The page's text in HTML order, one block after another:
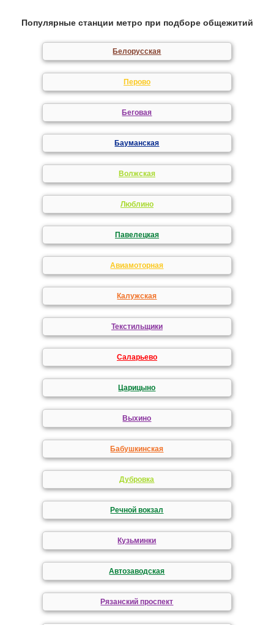
Популярные станции метро при подборе общежитий
Белорусская
Перово
Беговая
Бауманская
Волжская
Люблино
Павелецкая
Авиамоторная
Калужская
Текстильщики
Саларьево
Царицыно
Выхино
Бабушкинская
Дубровка
Речной вокзал
Кузьминки
Автозаводская
Рязанский проспект